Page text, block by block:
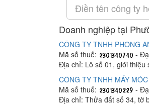
Doanh nghiệp tại
CÔNG TY TNHH PHONG
Mã số thuế:
-
Địa chỉ: Lô số 01, giới thiệu
CÔNG TY TNHH MÁY
Mã số thuế:
-
Địa chỉ: Thửa đất số 34, tờ